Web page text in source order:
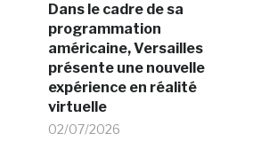
Dans le cadre de sa
programmation
américaine, Versailles
présente une nouvelle
expérience en réalité
virtuelle
02/07/2026